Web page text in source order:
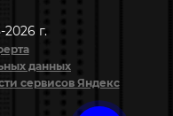
г.
данных
сервисов Яндекс